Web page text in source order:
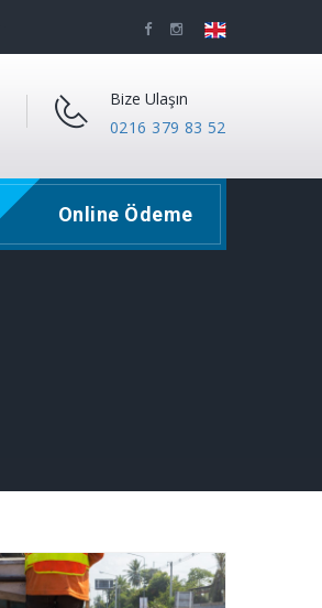
Bize Ulaşın
0216 379 83 52
Online Ödeme